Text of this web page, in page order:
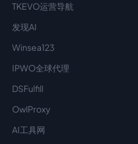
TKEVO运营导航
发现AI
Winsea123
IPWO全球代理
DSFulfill
OwlProxy
AI工具网